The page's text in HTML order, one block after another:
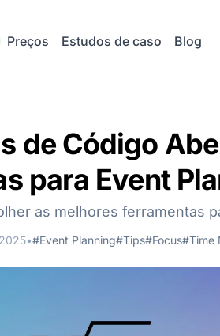
Preços Estudos de caso Blog
de Código
para Event
as melhores ferramentas
•#Event Planning#Tips#Focus#Time